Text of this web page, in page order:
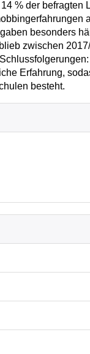
% der befragten
besonders
zwischen
Erfahrung,
besteht.